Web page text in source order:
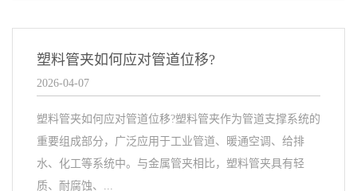
塑料管夹如何应对管道位移?
2026-04-07
塑料管夹如何应对管道位移?塑料管夹作为管道支撑系统的
重要组成部分，广泛应用于工业管道、暖通空调、给排
水、化工等系统中。与金属管夹相比，塑料管夹具有轻
质、耐腐蚀、...